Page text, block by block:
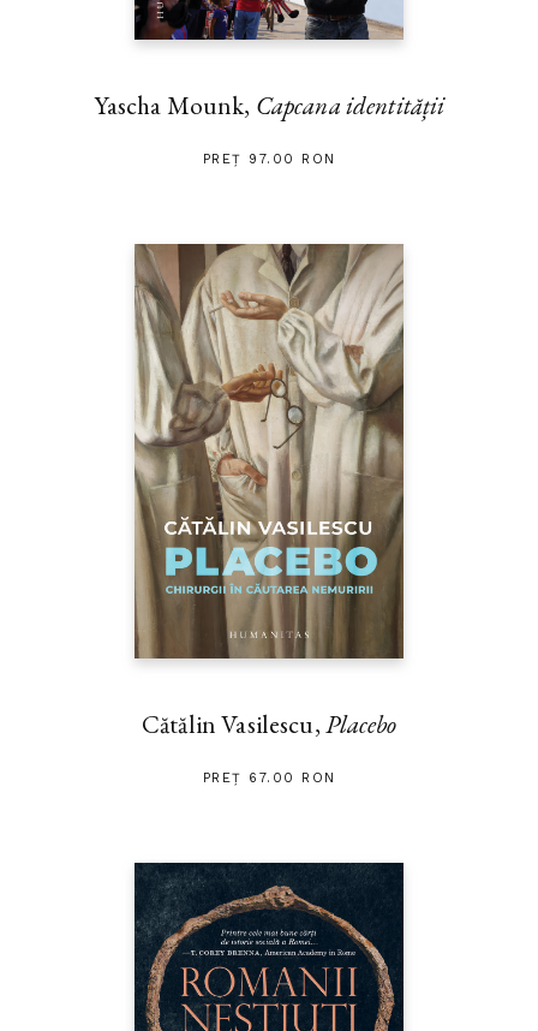
Yascha Mounk, Capcana identității
PREȚ 97.00 RON
Cătălin Vasilescu,Placebo
PREȚ 67.00 RON